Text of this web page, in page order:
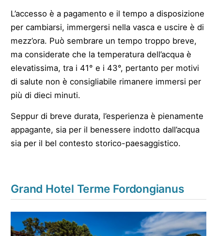
L’accesso è a pagamento e il tempo a disposizione
per cambiarsi, immergersi nella vasca e uscire è di
mezz’ora. Può sembrare un tempo troppo breve,
ma considerate che la temperatura dell’acqua è
elevatissima, tra i 41° e i 43°, pertanto per motivi
di salute non è consigliabile rimanere immersi per
più di dieci minuti.
Seppur di breve durata, l’esperienza è pienamente
appagante, sia per il benessere indotto dall’acqua
sia per il bel contesto storico-paesaggistico.
Grand Hotel Terme Fordongianus